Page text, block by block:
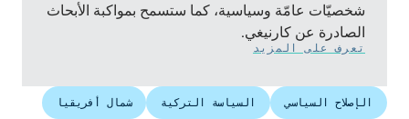
شخصيّات عامّة وسياسية، كما ستسمح بمواكبة الأبحاث
الصادرة عن كارنيغي.
تعرف على المزيد
الإصلاح السياسي السياسة التركية شمال أفريقيا